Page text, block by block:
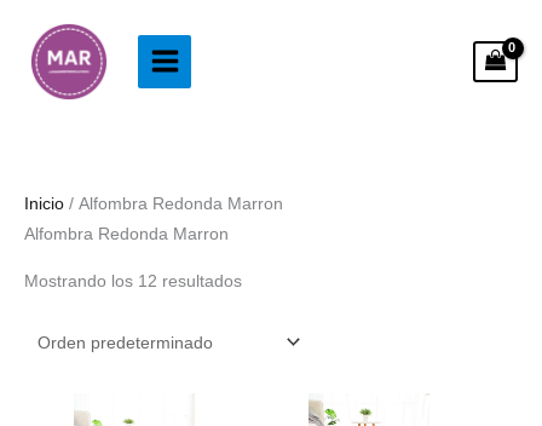
contenido
Inicio / Alfombra Redonda Marron
Alfombra Redonda Marron
Mostrando los 12 resultados
Rango